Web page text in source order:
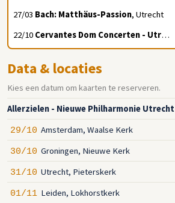
27/03 Bach: Matthäus-Passion, Utrecht
22/10 Cervantes Dom Concerten - Utrecht
Data & locaties
Kies een datum om kaarten te reserveren.
Allerzielen - Nieuwe Philharmonie Utrecht
29/10 Amsterdam, Waalse Kerk
30/10 Groningen, Nieuwe Kerk
31/10 Utrecht, Pieterskerk
01/11 Leiden, Lokhorstkerk